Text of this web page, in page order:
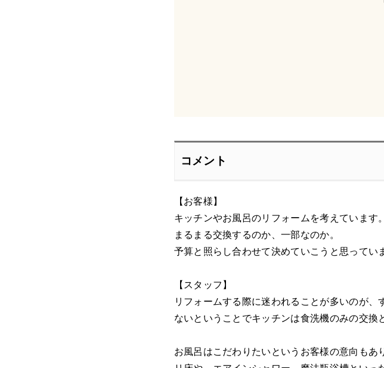
コメント
【お客様】
キッチンやお風呂のリフォームを考えています
まるまる交換するのか、一部なのか。
予算と照らし合わせて決めていこうと思ってい
【スタッフ】
リフォームする際に迷われることが多いのが
ないということでキッチンは食洗機のみの交換
お風呂はこだわりたいというお客様の意向も